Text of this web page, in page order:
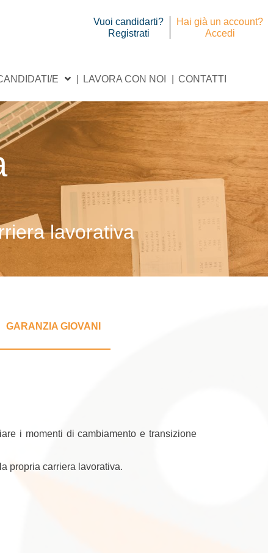
Vuoi candidarti?
Registrati
Hai già un account?
Accedi
E LAVORA CON NOI CONTATTI
lavorativa
GARANZIA GIOVANI
i momenti di cambiamento e transizione
propria carriera lavorativa.